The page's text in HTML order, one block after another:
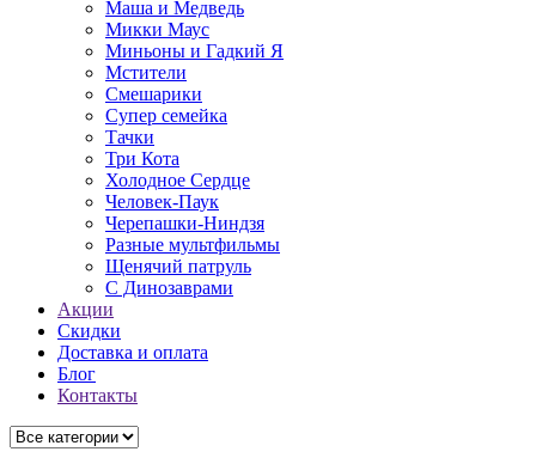
Маша и Медведь
Микки Маус
Миньоны и Гадкий Я
Мстители
Смешарики
Супер семейка
Тачки
Три Кота
Холодное Сердце
Человек-Паук
Черепашки-Ниндзя
Разные мультфильмы
Щенячий патруль
C Динозаврами
Акции
Скидки
Доставка и оплата
Блог
Контакты